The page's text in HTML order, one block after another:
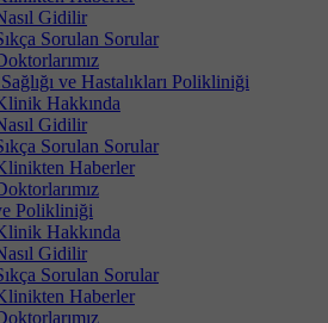
Gidilir
Sorulan Sorular
ve Hastalıkları Polikliniği
Hakkında
Gidilir
Sorulan Sorular
Haberler
Polikliniği
Hakkında
Gidilir
Sorulan Sorular
Haberler